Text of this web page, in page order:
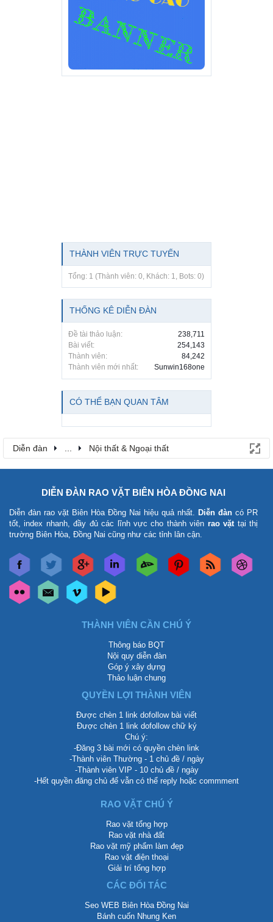
THÀNH VIÊN TRỰC TUYẾN
Tổng: 1 (Thành viên: 0, Khách: 1, Bots: 0)
THỐNG KÊ DIỄN ĐÀN
Đề tài thảo luận:
238,711
Bài viết:
254,143
Thành viên:
84,242
Thành viên mới nhất:
Sunwin168one
CÓ THỂ BẠN QUAN TÂM
Diễn đàn Nội thất & Ngoại thất
DIỄN ĐÀN RAO VẶT BIÊN HÒA ĐỒNG NAI
Diễn đàn rao vặt Biên Hòa Đồng Nai hiệu quả nhất. Diễn đàn có PR
tốt, index nhanh, đầy đủ các lĩnh vực cho thành viên rao vặt tại thị
trường Biên Hòa, Đồng Nai cũng như các tỉnh lân cận.
THÀNH VIÊN CẦN CHÚ Ý
Thông báo BQT
Nội quy diễn đàn
Góp ý xây dựng
Thảo luận chung
QUYỀN LỢI THÀNH VIÊN
Được chèn 1 link dofollow bài viết
Được chèn 1 link dofollow chữ ký
Chú ý:
-Đăng 3 bài mới có quyền chèn link
-Thành viên Thường - 1 chủ đề / ngày
-Thành viên VIP - 10 chủ đề / ngày
-Hết quyền đăng chủ để vẫn có thể reply hoặc commment
RAO VẶT CHÚ Ý
Rao vặt tổng hợp
Rao vặt nhà đất
Rao vặt mỹ phẩm làm đẹp
Rao vặt điện thoại
Giải trí tổng hợp
CÁC ĐỐI TÁC
Seo WEB Biên Hòa Đồng Nai
Bánh cuốn Nhung Ken